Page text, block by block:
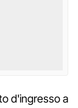
d'ingresso a